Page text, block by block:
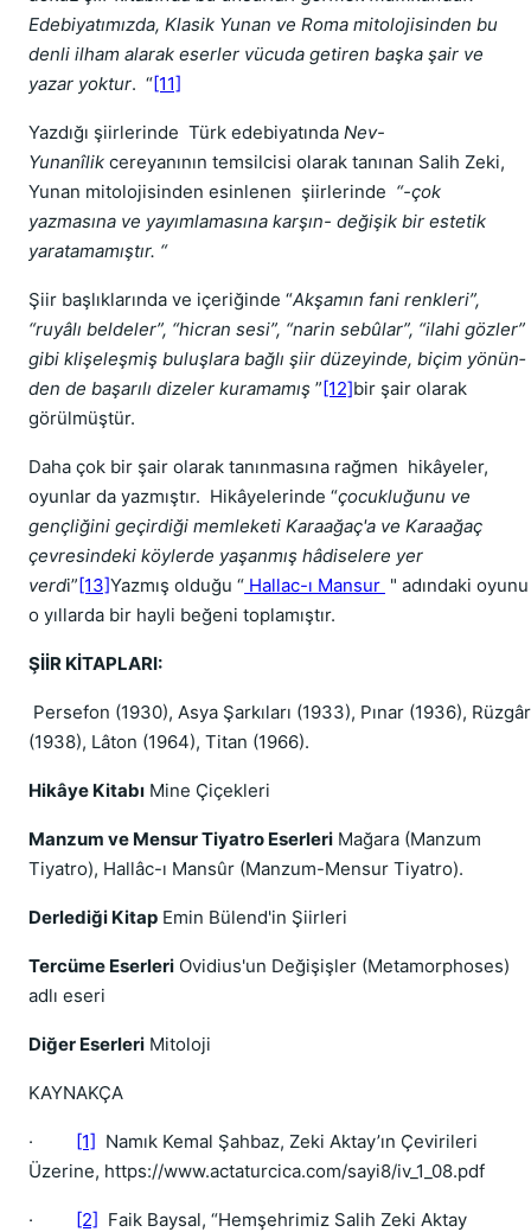
Edebiyatımızda, Klasik Yunan ve Roma mitolojisinden bu
denli ilham alarak eserler vücuda getiren başka şair ve
yazar yoktur. “[11]
Yazdığı şiirlerinde Türk edebiyatında Nev-
Yunanîlik cereyanının temsilcisi olarak tanınan Salih Zeki,
Yunan mitolojisinden esinlenen şiirlerinde “-çok
yazmasına ve yayımlamasına karşın- değişik bir estetik
yaratamamıştır. “
Şiir başlıklarında ve içeriğinde “Akşamın fani renkleri”,
“ruyâlı beldeler”, “hicran sesi”, “narin sebûlar”, “ilahi gözler”
gibi klişeleşmiş buluşlara bağlı şiir düzeyinde, biçim yönün­
den de başarılı dizeler kuramamış ”[12]bir şair olarak
görülmüştür.
Daha çok bir şair olarak tanınmasına rağmen hikâyeler,
oyunlar da yazmıştır. Hikâyelerinde “çocukluğunu ve
gençliğini geçirdiği memleketi Karaağaç'a ve Karaağaç
çevresindeki köylerde yaşanmış hâdiselere yer
verdi”[13]Yazmış olduğu “ Hallac-ı Mansur " adındaki oyunu
o yıllarda bir hayli beğeni toplamıştır.
ŞİİR KİTAPLARI:
Persefon (1930), Asya Şarkıları (1933), Pınar (1936), Rüzgâr
(1938), Lâton (1964), Titan (1966).
Hikâye Kitabı Mine Çiçekleri
Manzum ve Mensur Tiyatro Eserleri Mağara (Manzum
Tiyatro), Hallâc-ı Mansûr (Manzum-Mensur Tiyatro).
Derlediği Kitap Emin Bülend'in Şiirleri
Tercüme Eserleri Ovidius'un Değişişler (Metamorphoses)
adlı eseri
Diğer Eserleri Mitoloji
KAYNAKÇA
· [1] Namık Kemal Şahbaz, Zeki Aktay’ın Çevirileri
Üzerine, https://www.actaturcica.com/sayi8/iv_1_08.pdf
· [2] Faik Baysal, “Hemşehrimiz Salih Zeki Aktay